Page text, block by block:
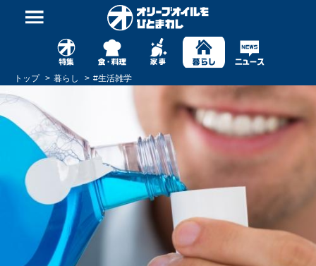
トップ 暮らし #生活雑学